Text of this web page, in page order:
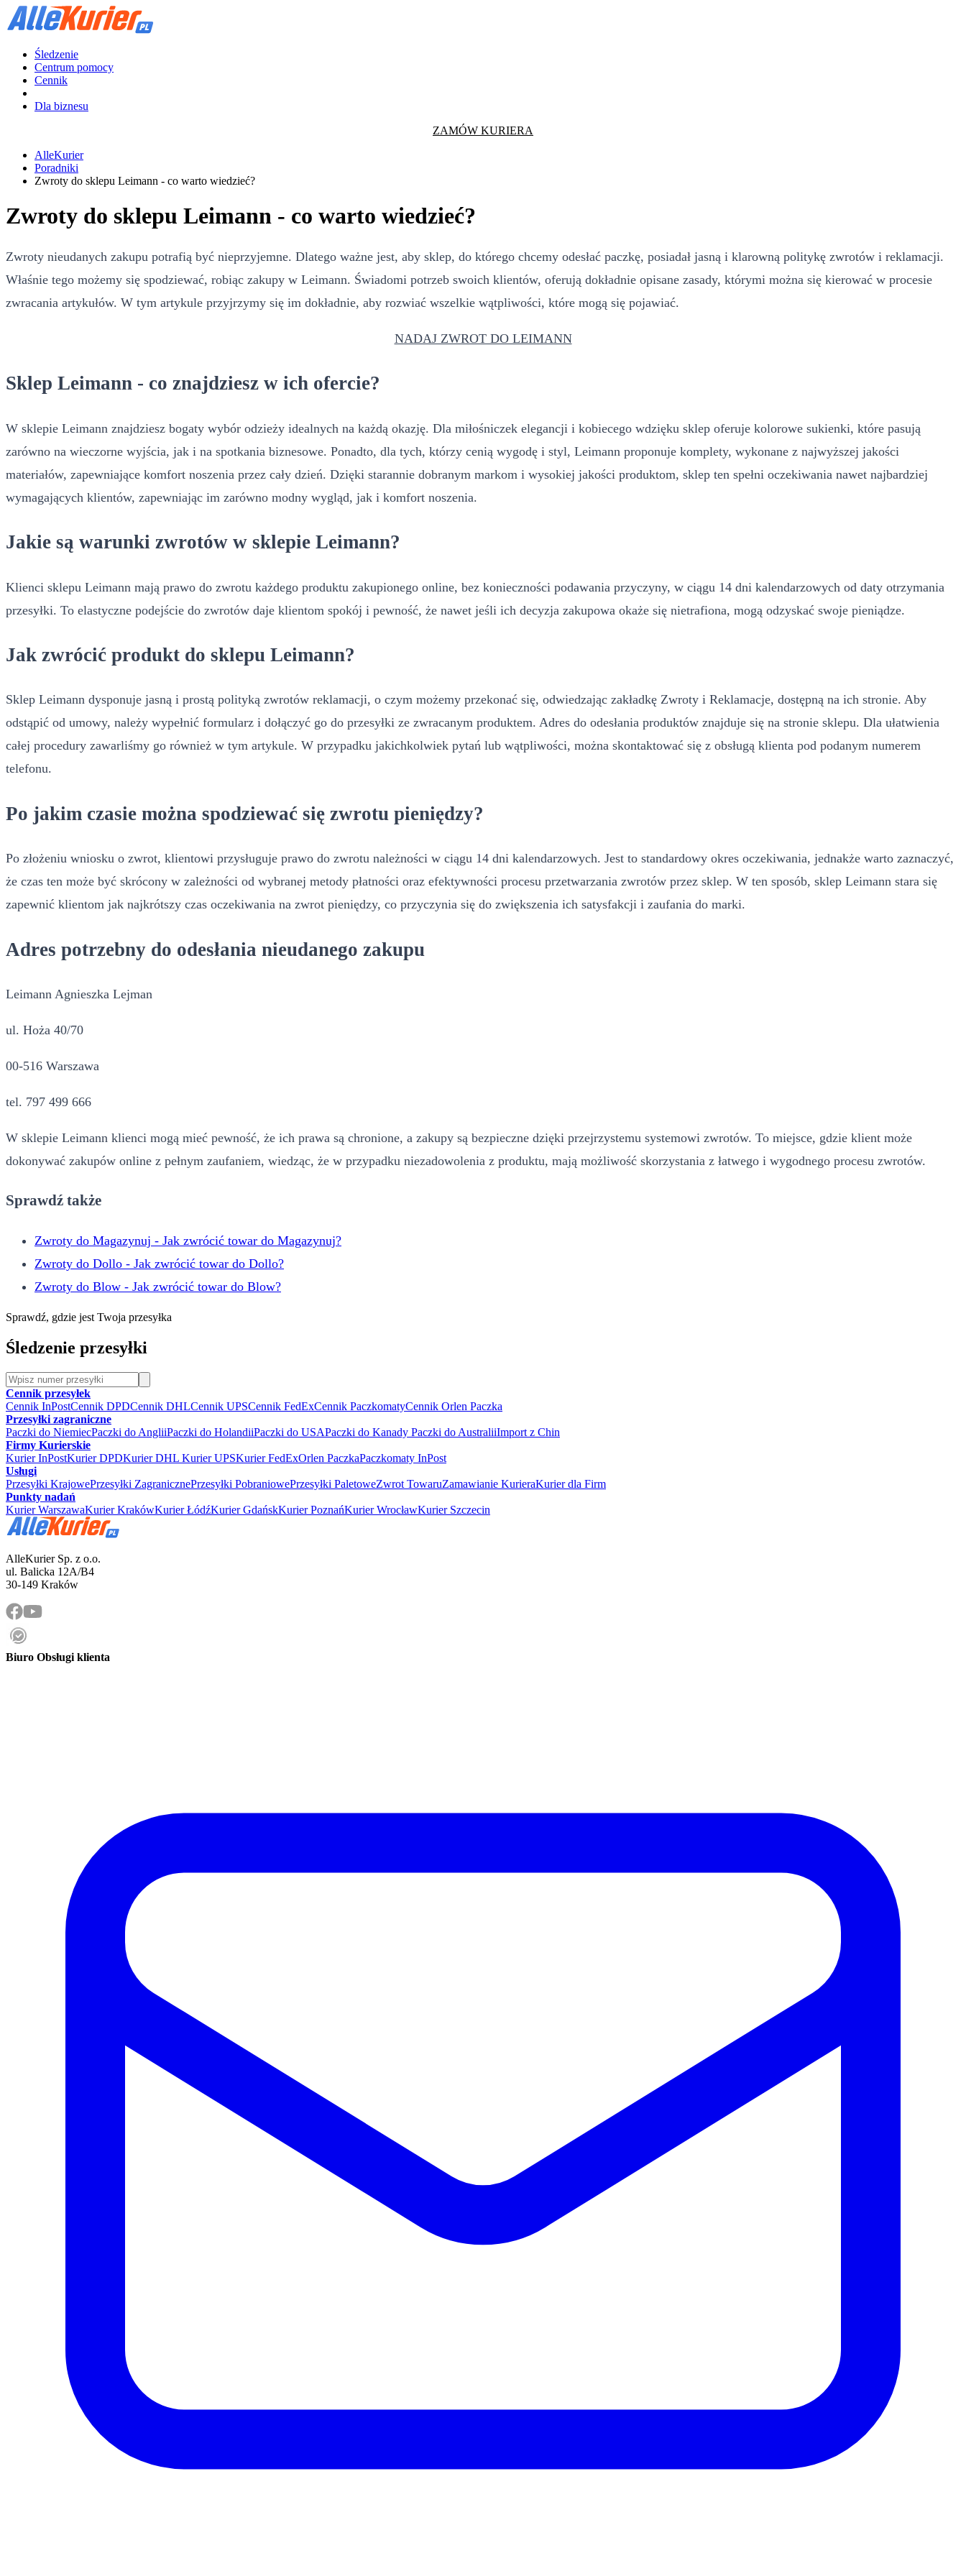
Śledzenie
Centrum pomocy
Cennik
Dla biznesu
ZAMÓW KURIERA
AlleKurier
Poradniki
Zwroty do sklepu Leimann - co warto wiedzieć?
Zwroty do sklepu Leimann - co warto wiedzieć?
Zwroty nieudanych zakupu potrafią być nieprzyjemne. Dlatego ważne jest, aby sklep, do którego chcemy odesłać paczkę, posiadał jasną i klarowną politykę zwrotów i reklamacji.
Właśnie tego możemy się spodziewać, robiąc zakupy w Leimann. Świadomi potrzeb swoich klientów, oferują dokładnie opisane zasady, którymi można się kierować w procesie
zwracania artykułów. W tym artykule przyjrzymy się im dokładnie, aby rozwiać wszelkie wątpliwości, które mogą się pojawiać.
NADAJ ZWROT DO LEIMANN
Sklep Leimann - co znajdziesz w ich ofercie?
W sklepie Leimann znajdziesz bogaty wybór odzieży idealnych na każdą okazję. Dla miłośniczek elegancji i kobiecego wdzięku sklep oferuje kolorowe sukienki, które pasują
zarówno na wieczorne wyjścia, jak i na spotkania biznesowe. Ponadto, dla tych, którzy cenią wygodę i styl, Leimann proponuje komplety, wykonane z najwyższej jakości
materiałów, zapewniające komfort noszenia przez cały dzień. Dzięki starannie dobranym markom i wysokiej jakości produktom, sklep ten spełni oczekiwania nawet najbardziej
wymagających klientów, zapewniając im zarówno modny wygląd, jak i komfort noszenia.
Jakie są warunki zwrotów w sklepie Leimann?
Klienci sklepu Leimann mają prawo do zwrotu każdego produktu zakupionego online, bez konieczności podawania przyczyny, w ciągu 14 dni kalendarzowych od daty otrzymania
przesyłki. To elastyczne podejście do zwrotów daje klientom spokój i pewność, że nawet jeśli ich decyzja zakupowa okaże się nietrafiona, mogą odzyskać swoje pieniądze.
Jak zwrócić produkt do sklepu Leimann?
Sklep Leimann dysponuje jasną i prostą polityką zwrotów reklamacji, o czym możemy przekonać się, odwiedzając zakładkę Zwroty i Reklamacje, dostępną na ich stronie. Aby
odstąpić od umowy, należy wypełnić formularz i dołączyć go do przesyłki ze zwracanym produktem. Adres do odesłania produktów znajduje się na stronie sklepu. Dla ułatwienia
całej procedury zawarliśmy go również w tym artykule. W przypadku jakichkolwiek pytań lub wątpliwości, można skontaktować się z obsługą klienta pod podanym numerem
telefonu.
Po jakim czasie można spodziewać się zwrotu pieniędzy?
Po złożeniu wniosku o zwrot, klientowi przysługuje prawo do zwrotu należności w ciągu 14 dni kalendarzowych. Jest to standardowy okres oczekiwania, jednakże warto zaznaczyć,
że czas ten może być skrócony w zależności od wybranej metody płatności oraz efektywności procesu przetwarzania zwrotów przez sklep. W ten sposób, sklep Leimann stara się
zapewnić klientom jak najkrótszy czas oczekiwania na zwrot pieniędzy, co przyczynia się do zwiększenia ich satysfakcji i zaufania do marki.
Adres potrzebny do odesłania nieudanego zakupu
Leimann Agnieszka Lejman
ul. Hoża 40/70
00-516 Warszawa
tel. 797 499 666
W sklepie Leimann klienci mogą mieć pewność, że ich prawa są chronione, a zakupy są bezpieczne dzięki przejrzystemu systemowi zwrotów. To miejsce, gdzie klient może
dokonywać zakupów online z pełnym zaufaniem, wiedząc, że w przypadku niezadowolenia z produktu, mają możliwość skorzystania z łatwego i wygodnego procesu zwrotów.
Sprawdź także
Zwroty do Magazynuj - Jak zwrócić towar do Magazynuj?
Zwroty do Dollo - Jak zwrócić towar do Dollo?
Zwroty do Blow - Jak zwrócić towar do Blow?
Sprawdź, gdzie jest Twoja przesyłka
Śledzenie przesyłki
Cennik przesyłek
Cennik InPostCennik DPDCennik DHLCennik UPSCennik FedExCennik PaczkomatyCennik Orlen Paczka
Przesyłki zagraniczne
Paczki do NiemiecPaczki do AngliiPaczki do HolandiiPaczki do USAPaczki do Kanady Paczki do AustraliiImport z Chin
Firmy Kurierskie
Kurier InPostKurier DPDKurier DHL Kurier UPSKurier FedExOrlen PaczkaPaczkomaty InPost
Usługi
Przesyłki KrajowePrzesyłki ZagranicznePrzesyłki PobraniowePrzesyłki PaletoweZwrot TowaruZamawianie KurieraKurier dla Firm
Punkty nadań
Kurier WarszawaKurier KrakówKurier ŁódźKurier GdańskKurier PoznańKurier WrocławKurier Szczecin
AlleKurier Sp. z o.o.
ul. Balicka 12A/B4
30-149 Kraków
Biuro Obsługi klienta